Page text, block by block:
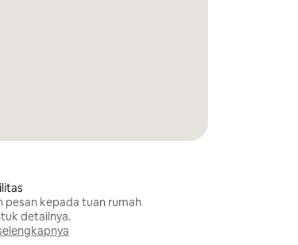
pesan kepada tuan rumah
detailnya.